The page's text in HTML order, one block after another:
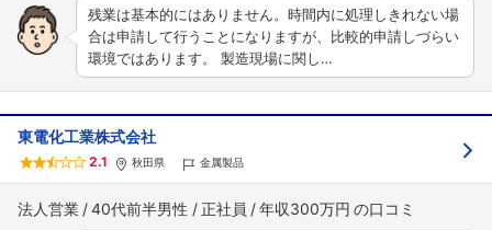
残業は基本的にはありません。時間内に処理しきれない場
合は申請して行うことになりますが、比較的申請しづらい
環境ではあります。 製造現場に関し…
東電化工業株式会社
2.1 秋田県 金属製品
法人営業 40代前半男性 正社員 年収300万円